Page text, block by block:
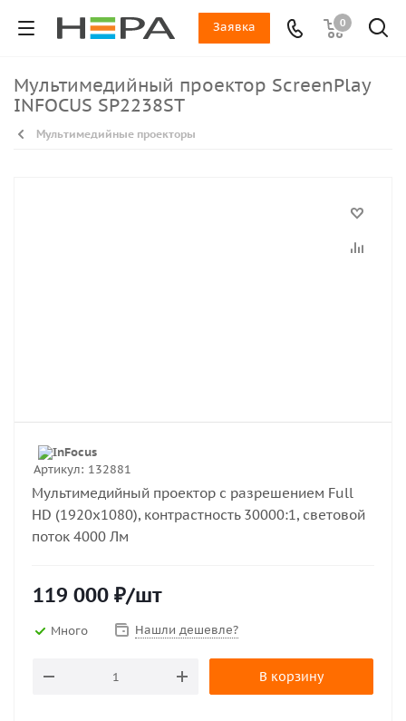
0
Заявка
Мультимедийный проектор ScreenPlay
INFOCUS SP2238ST
Мультимедийные проекторы
Артикул: 132881
Мультимедийный проектор с разрешением Full
HD (1920х1080), контрастность 30000:1, световой
поток 4000 Лм
119 000 ₽/шт
Много Нашли дешевле?
В корзину